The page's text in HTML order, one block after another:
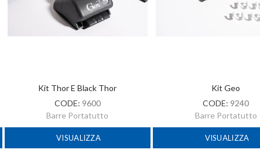
Kit Thor E Black Thor
CODE: 9600
Barre Portatutto
VISUALIZZA
Kit Geo
CODE: 9240
Barre Portatutto
VISUALIZZA